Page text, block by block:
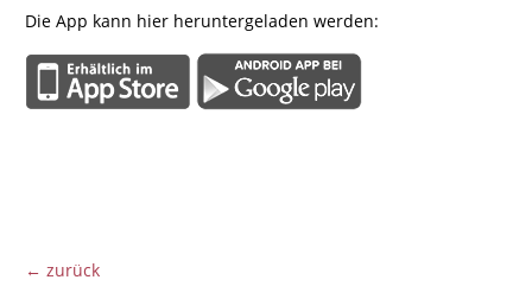
Die App kann hier heruntergeladen werden:
← zurück